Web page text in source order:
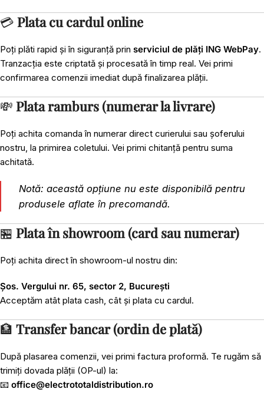
💳 Plata cu cardul online
Poți plăti rapid și în siguranță prin serviciul de plăți ING WebPay.
Tranzacția este criptată și procesată în timp real. Vei primi
confirmarea comenzii imediat după finalizarea plății.
💸 Plata ramburs (numerar la livrare)
Poți achita comanda în numerar direct curierului sau șoferului
nostru, la primirea coletului. Vei primi chitanță pentru suma
achitată.
Notă: această opțiune nu este disponibilă pentru
produsele aflate în precomandă.
🏪 Plata în showroom (card sau numerar)
Poți achita direct în showroom-ul nostru din:
Șos. Vergului nr. 65, sector 2, București
Acceptăm atât plata cash, cât și plata cu cardul.
🏦 Transfer bancar (ordin de plată)
După plasarea comenzii, vei primi factura proformă. Te rugăm să
trimiți dovada plății (OP-ul) la:
📧 office@electrototaldistribution.ro